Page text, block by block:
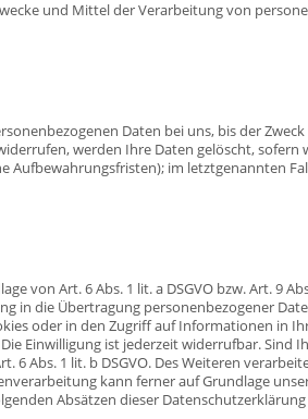
und Mittel der Verarbeitung von
Daten bei uns, bis der
werden Ihre Daten gelöscht, sofern
Aufbewahrungsfristen); im letztgenannten
Art. 6 Abs. 1 lit. a DSGVO bzw. Art. 9
in die Übertragung personenbezogener
oder in den Zugriff auf Informationen in
Einwilligung ist jederzeit widerrufbar. Sind
Abs. 1 lit. b DSGVO. Des Weiteren
kann ferner auf Grundlage
Absätzen dieser